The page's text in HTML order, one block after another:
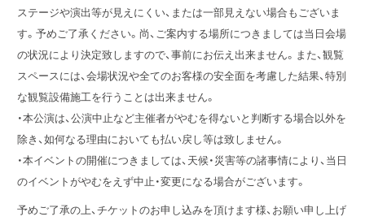
ステージや演出等が見えにくい、または一部見えない場合もございま
す。予めご了承ください。尚、ご案内する場所につきましては当日会場
の状況により決定致しますので、事前にお伝え出来ません。また、観覧
スペースには、会場状況や全てのお客様の安全面を考慮した結果、特別
な観覧設備施工を行うことは出来ません。
・本公演は、公演中止など主催者がやむを得ないと判断する場合以外を
除き、如何なる理由においても払い戻し等は致しません。
・本イベントの開催につきましては、天候・災害等の諸事情により、当日
のイベントがやむをえず中止・変更になる場合がございます。
予めご了承の上、チケットのお申し込みを頂けます様、お願い申し上げ